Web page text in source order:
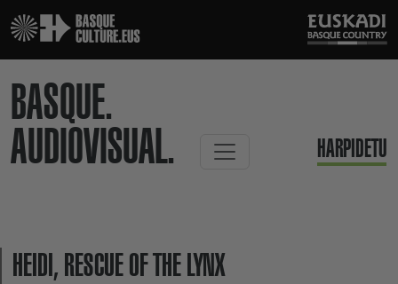
BASQUE.
AUDIOVISUAL.
HARPIDETU
HEIDI, RESCUE OF THE LYNX